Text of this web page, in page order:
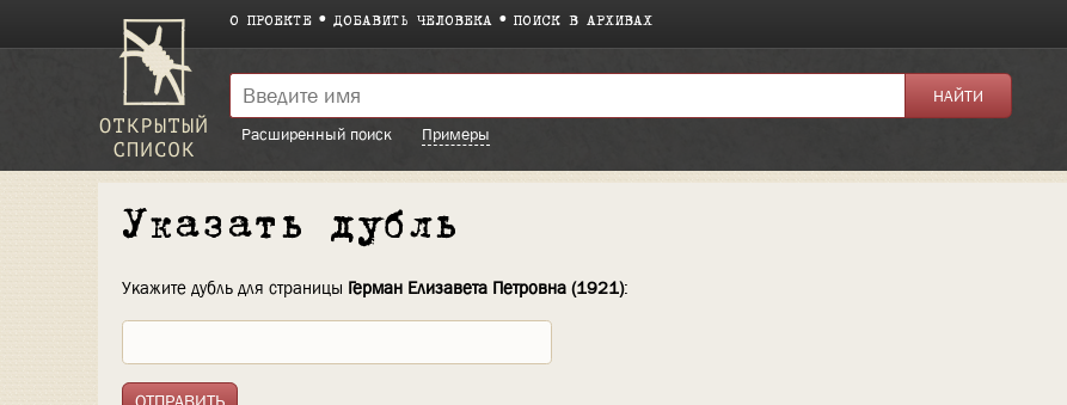
О ПРОЕКТЕ ДОБАВИТЬ ЧЕЛОВЕКА ПОИСК В АРХИВАХ
Расширенный поиск
Примеры
Указать дубль
Укажите дубль для страницы Герман Елизавета Петровна (1921):